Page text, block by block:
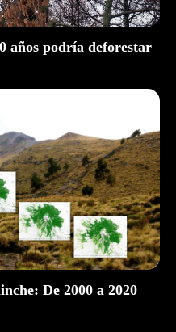
años podría deforestar
De 2000 a 2020